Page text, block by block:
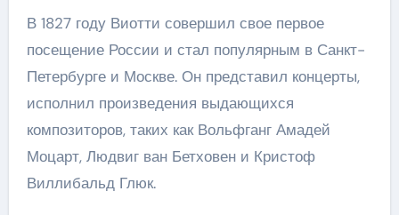
В 1827 году Виотти совершил свое первое
посещение России и стал популярным в Санкт-
Петербурге и Москве. Он представил концерты,
исполнил произведения выдающихся
композиторов, таких как Вольфганг Амадей
Моцарт, Людвиг ван Бетховен и Кристоф
Виллибальд Глюк.